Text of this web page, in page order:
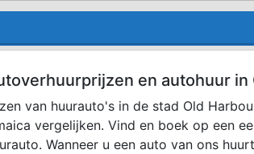
en autohuur in
van huurauto's in de stad Old
vergelijken. Vind en boek op een
Wanneer u een auto van ons